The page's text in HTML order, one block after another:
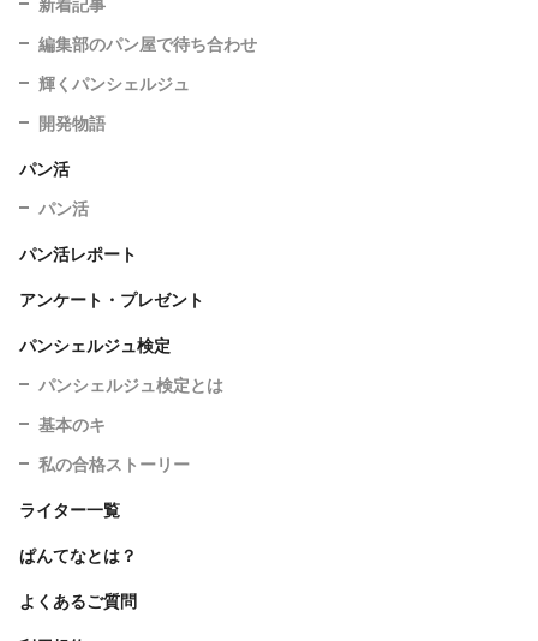
編集部のパン屋で待ち合わせ
輝くパンシェルジュ
開発物語
パン活
パン活
パン活レポート
アンケート・プレゼント
パンシェルジュ検定
パンシェルジュ検定とは
基本のキ
私の合格ストーリー
ライター一覧
ぱんてなとは？
よくあるご質問